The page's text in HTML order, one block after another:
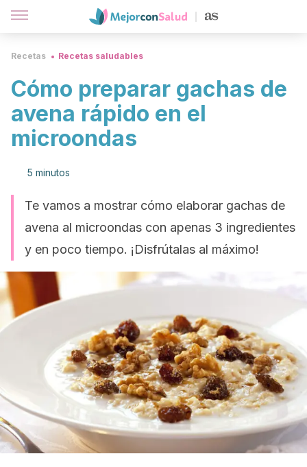
Recetas Recetas saludables
Cómo preparar gachas de
avena rápido en el
microondas
5 minutos
Te vamos a mostrar cómo elaborar gachas de
avena al microondas con apenas 3 ingredientes
y en poco tiempo. ¡Disfrútalas al máximo!